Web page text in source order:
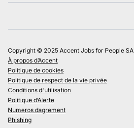
Copyright © 2025 Accent Jobs for People SA
À propos d’Accent
Politique de cookies
Politique de respect de la vie privée
Conditions d'utilisation
Politique d’Alerte
Numeros dagrement
Phishing